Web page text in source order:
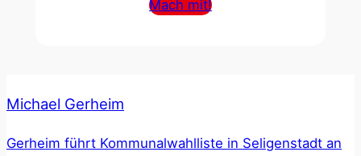
Mach mit!
Michael Gerheim
Gerheim führt Kommunalwahlliste in Seligenstadt an